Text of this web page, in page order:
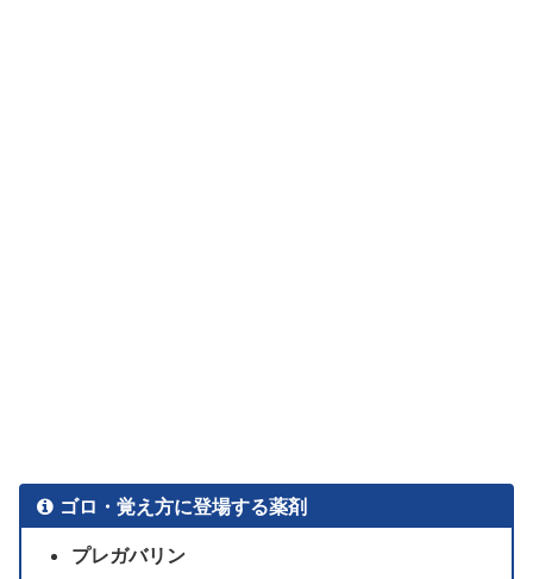
ゴロ・覚え方に登場する薬剤
プレガバリン